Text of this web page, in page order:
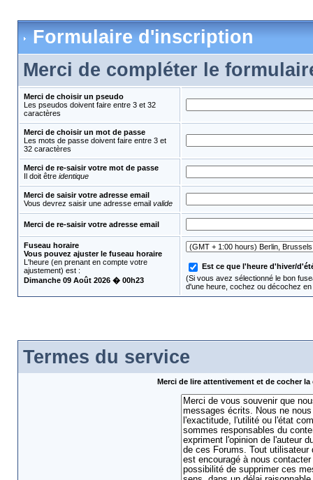
Formulaire d'inscription
Merci de compléter le
Merci de choisir un pseudo
Les pseudos doivent faire entre 3 et 32
caractères
Merci de choisir un mot de passe
Les mots de passe doivent faire entre 3 et
32 caractères
Merci de re-saisir votre mot de passe
Il doit être identique
Merci de saisir votre adresse email
Vous devrez saisir une adresse email valide
Merci de re-saisir votre adresse email
Fuseau horaire
Vous pouvez ajuster le fuseau horaire
L'heure (en prenant en compte votre
ajustement) est :
Dimanche 09 Août 2026 � 00h23
Est ce que l'heure d'hiver/
(Si vous avez sélectionné le bon
d'une heure, cochez ou décochez
Termes du service
Merci de lire attentivement et de cocher